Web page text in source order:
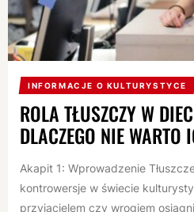
INFORMACJE O KULTURYSTYCE
ROLA TŁUSZCZY W
DLACZEGO NIE
Akapit 1: Wprowadzenie
kontrowersje w świecie
przyjacielem czy wrogiem